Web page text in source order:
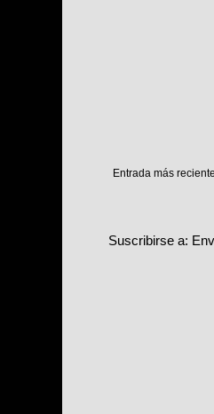
Entrada más reciente
Suscribirse a: